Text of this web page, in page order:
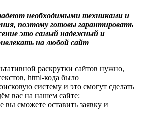
необходимыми техниками и
поэтому готовы гарантировать
это самый надежный и
на любой сайт
раскрутки сайтов нужно,
html-кода было
систему и это смогут сделать
вас на нашем сайте:
вы сможете оставить заявку и